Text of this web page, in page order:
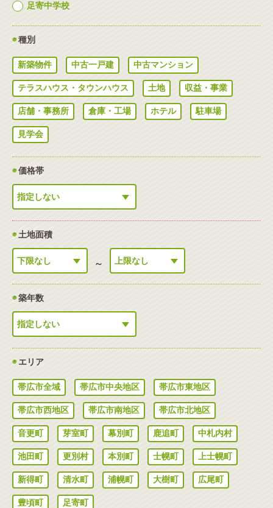
足寄中学校
◉種別
新築物件 中古一戸建 中古マンション
テラスハウス・タウンハウス 土地 収益・事業
店舗・事務所 倉庫・工場 ホテル 駐車場
見学会
◉価格帯
◉土地面積
～
◉築年数
◉エリア
帯広市全域 帯広市中央地区 帯広市東地区
帯広市西地区 帯広市南地区 帯広市北地区
音更町 芽室町 幕別町 鹿追町 中札内村
池田町 更別村 本別町 士幌町 上士幌町
新得町 清水町 浦幌町 大樹町 広尾町
豊頃町 足寄町